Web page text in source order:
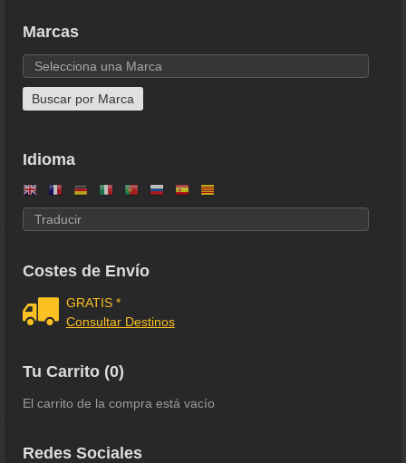
Marcas
Idioma
Costes de Envío
GRATIS *
Consultar Destinos
Tu Carrito (0)
El carrito de la compra está vacío
Redes Sociales